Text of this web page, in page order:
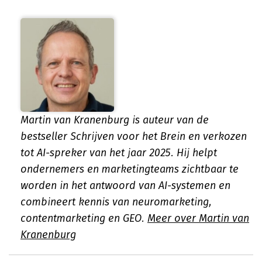
Martin van Kranenburg is auteur van de
bestseller Schrijven voor het Brein en verkozen
tot AI-spreker van het jaar 2025. Hij helpt
ondernemers en marketingteams zichtbaar te
worden in het antwoord van AI-systemen en
combineert kennis van neuromarketing,
contentmarketing en GEO. Meer over Martin van
Kranenburg